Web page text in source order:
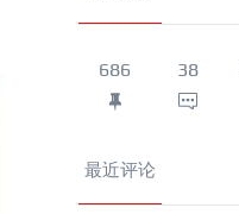
686 38
最近评论